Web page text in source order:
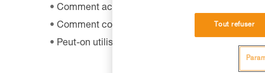
Comment acheter un produit Petzl ?
Comment connaître la date de fabrication de
Peut-on utiliser le SHUNT en auto-assurage ?
Tout refuser